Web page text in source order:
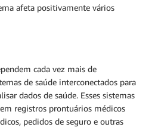
afeta positivamente vários
cada vez mais de
de saúde interconectados para
dados de saúde. Esses sistemas
registros prontuários médicos
pedidos de seguro e outras